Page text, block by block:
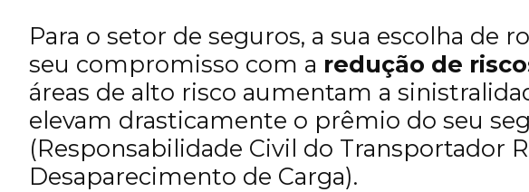
Para o setor de seguros, a sua escolha de
seu compromisso com a redução de
áreas de alto risco aumentam a
elevam drasticamente o prêmio do seu
(Responsabilidade Civil do Transportador
Desaparecimento de Carga).